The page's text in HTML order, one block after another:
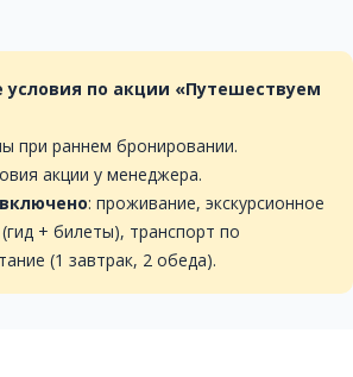
условия по акции «Путешествуем
при раннем бронировании.
акции у менеджера.
: проживание, экскурсионное
+ билеты), транспорт по
(1 завтрак, 2 обеда).